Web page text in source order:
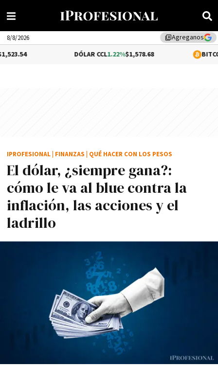
library_addAgreganos
8/8/2026
1.22%$1,578.68 0.12%
El dólar, ¿siempre gana?:
cómo le va al blue contra la
inflación, las acciones y el
ladrillo
IPROFESIONAL FINANZAS QUÉ HACER CON LOS PESOS